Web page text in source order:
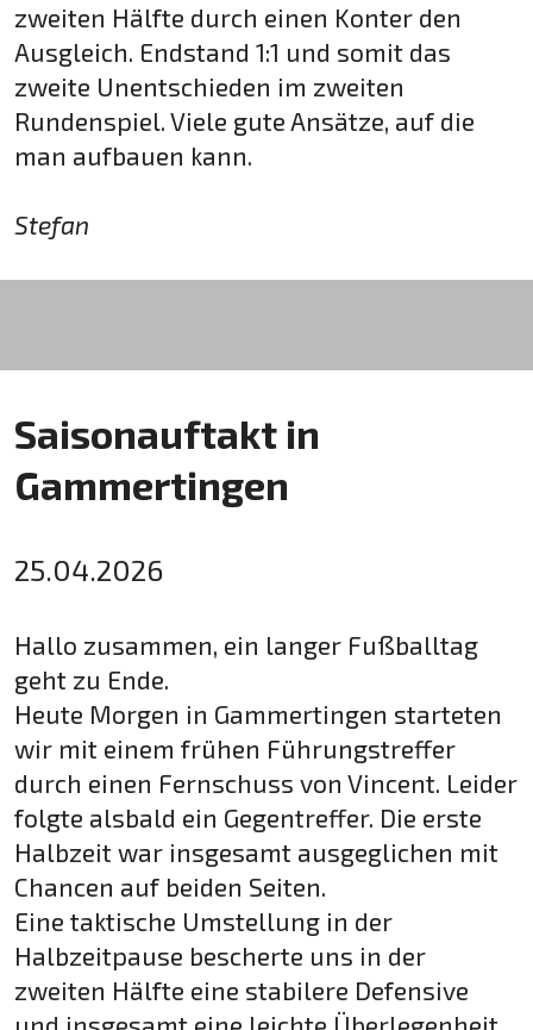
zweiten Hälfte durch einen Konter den
Ausgleich. Endstand 1:1 und somit das
zweite Unentschieden im zweiten
Rundenspiel. Viele gute Ansätze, auf die
man aufbauen kann.
Stefan
Saisonauftakt in
Gammertingen
25.04.2026
Hallo zusammen, ein langer Fußballtag
geht zu Ende.
Heute Morgen in Gammertingen starteten
wir mit einem frühen Führungstreffer
durch einen Fernschuss von Vincent. Leider
folgte alsbald ein Gegentreffer. Die erste
Halbzeit war insgesamt ausgeglichen mit
Chancen auf beiden Seiten.
Eine taktische Umstellung in der
Halbzeitpause bescherte uns in der
zweiten Hälfte eine stabilere Defensive